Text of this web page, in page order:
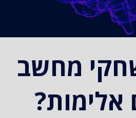
מחשב
אלימות?